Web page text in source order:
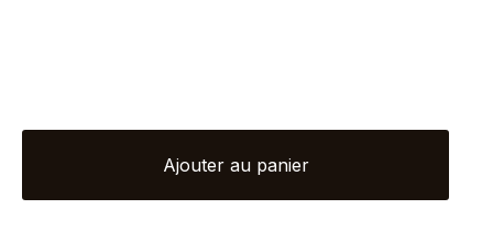
Casquette
Ajouter au panier